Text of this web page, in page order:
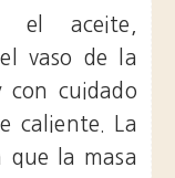
el aceite,
vaso de la
con cuidado
caliente. La
que la masa